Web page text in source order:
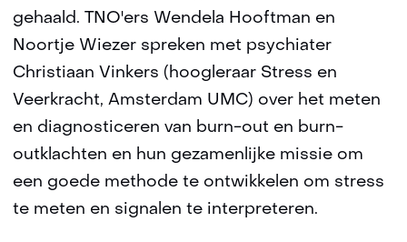
gehaald. TNO'ers Wendela Hooftman en
Noortje Wiezer spreken met psychiater
Christiaan Vinkers (hoogleraar Stress en
Veerkracht, Amsterdam UMC) over het meten
en diagnosticeren van burn-out en burn-
outklachten en hun gezamenlijke missie om
een goede methode te ontwikkelen om stress
te meten en signalen te interpreteren.